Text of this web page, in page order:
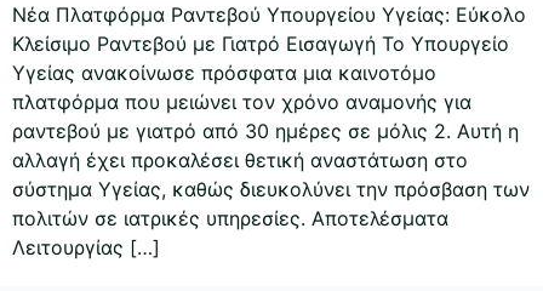
Νέα Πλατφόρμα Ραντεβού Υπουργείου Υγείας: Εύκολο
Κλείσιμο Ραντεβού με Γιατρό Εισαγωγή Το Υπουργείο
Υγείας ανακοίνωσε πρόσφατα μια καινοτόμο
πλατφόρμα που μειώνει τον χρόνο αναμονής για
ραντεβού με γιατρό από 30 ημέρες σε μόλις 2. Αυτή η
αλλαγή έχει προκαλέσει θετική αναστάτωση στο
σύστημα Υγείας, καθώς διευκολύνει την πρόσβαση των
πολιτών σε ιατρικές υπηρεσίες. Αποτελέσματα
Λειτουργίας […]